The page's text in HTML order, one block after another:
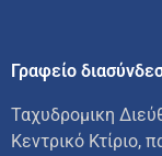
Γραφείο
Ταχυδρομικη
Κεντρικό Κτίριο,